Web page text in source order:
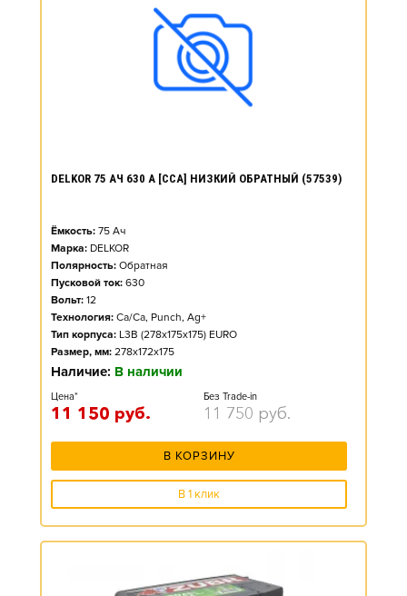
DELKOR 75 АЧ 630 А [CCA] НИЗКИЙ ОБРАТНЫЙ (57539)
Ёмкость: 75 Ач
Марка: DELKOR
Полярность: Обратная
Пусковой ток: 630
Вольт: 12
Технология: Ca/Ca, Punch, Ag+
Тип корпуса: L3B (278x175x175) EURO
Размер, мм: 278x172x175
Наличие: В наличии
Цена*
11 150 руб.
Без Trade-in
11 750 руб.
В КОРЗИНУ
В 1 клик